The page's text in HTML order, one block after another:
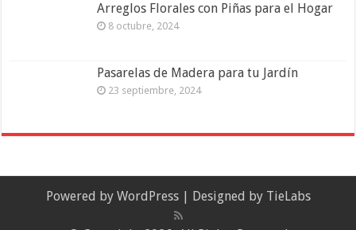
Arreglos Florales con Piñas para el Hogar
8 octubre, 2024
Pasarelas de Madera para tu Jardín
23 septiembre, 2024
Powered by WordPress| Designed by TieLabs